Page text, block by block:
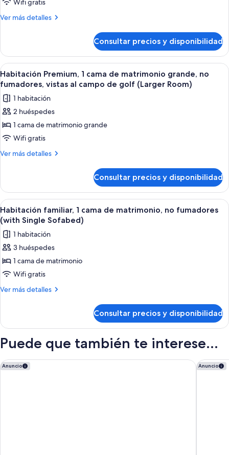
junior,
1
matrimonio
grande,
no
fumadores
(Larger
Room;with
Sofabed)
Wifi gratis
Ver más detalles
Más
junior,
cama
de
grande,
no
(Larger
Room;with
Consultar precios y disponibilidad
Abrir
todas
las
fotos
de
Habitación
Premium,
1
matrimonio
grande,
no
fumadores,
vistas
al
campo
de
golf
(Larger
Habitación Premium, 1 cama de
5
Habitación Premium, 1 cama de matrimonio grande, no
fumadores, vistas al campo de golf (Larger Room)
1 habitación
2 huéspedes
1 cama de matrimonio grande
Wifi gratis
Ver más detalles
Más
Premium,
cama
de
matrimonio
grande,
no
fumadores,
vistas
al
de
Consultar precios y disponibilidad
Abrir
todas
las
fotos
de
Habitación
familiar,
1
matrimonio,
fumadores
(with
Single
Habitación familiar, 1 cama de
6
Habitación familiar, 1 cama de matrimonio, no fumadores
(with Single Sofabed)
1 habitación
3 huéspedes
1 cama de matrimonio
Wifi gratis
Ver más detalles
Más
familiar,
cama
matrimonio,
no
Consultar precios y disponibilidad
Puede que también te interese...
Anuncio
ibis Metz Centre Gare Anuncio
Maison